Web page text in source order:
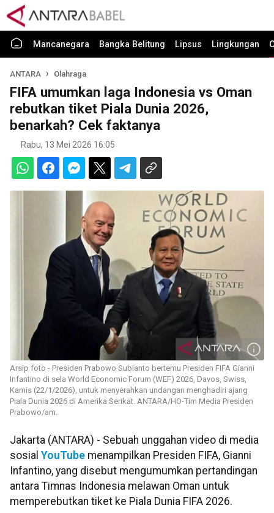
Mancanegara Bangka Belitung Lipsus Lingkungan
ANTARA Olahraga
FIFA umumkan laga Indonesia vs Oman
rebutkan tiket Piala Dunia 2026,
benarkah? Cek faktanya
Rabu, 13 Mei 2026 16:05
Arsip foto - Presiden Prabowo Subianto bertemu Presiden FIFA Gianni
Infantino di sela World Economic Forum (WEF) 2026, Davos, Swiss,
Kamis (22/1/2026), untuk menyerahkan undangan menghadiri ajang
Piala Dunia 2026 di Amerika Serikat. ANTARA/HO-Tim Media Presiden
Prabowo/am.
Jakarta (ANTARA) - Sebuah unggahan video di media
sosial YouTube menampilkan Presiden FIFA, Gianni
Infantino, yang disebut mengumumkan pertandingan
antara Timnas Indonesia melawan Oman untuk
memperebutkan tiket ke Piala Dunia FIFA 2026.